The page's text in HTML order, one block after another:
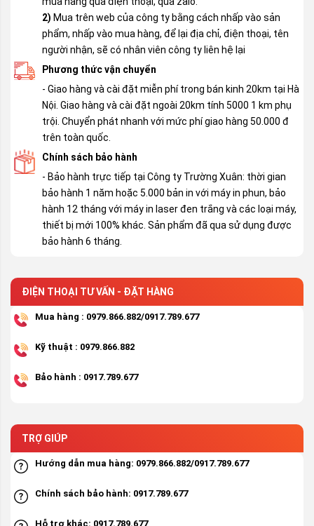
2) Mua trên web của công ty bằng cách nhấp vào sản
phẩm, nhấp vào mua hàng, để lại địa chỉ, điện thoại, tên
người nhận, sẽ có nhân viên công ty liên hệ lại
Phương thức vận chuyển
- Giao hàng và cài đặt miễn phí trong bán kinh 20km tại Hà
Nội. Giao hàng và cài đặt ngoài 20km tính 5000 1 km phụ
trội. Chuyển phát nhanh với mức phí giao hàng 50.000 đ
trên toàn quốc.
Chính sách bảo hành
- Bảo hành trực tiếp tại Công ty Trường Xuân: thời gian
bảo hành 1 năm hoặc 5.000 bản in với máy in phun, bảo
hành 12 tháng với máy in laser đen trắng và các loại máy,
thiết bị mới 100% khác. Sản phẩm đã qua sử dụng được
bảo hành 6 tháng.
ĐIỆN THOẠI TƯ VẤN - ĐẶT HÀNG
Mua hàng : 0979.866.882/0917.789.677
Kỹ thuật : 0979.866.882
Bảo hành : 0917.789.677
TRỢ GIÚP
Hướng dẫn mua hàng: 0979.866.882/0917.789.677
Chính sách bảo hành: 0917.789.677
Hỗ trợ khác: 0917.789.677